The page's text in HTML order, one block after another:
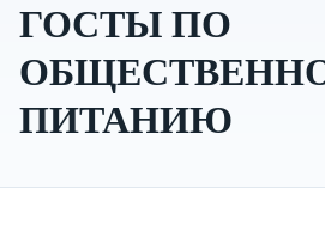
ГОСТЫ ПО
ПИТАНИЮ